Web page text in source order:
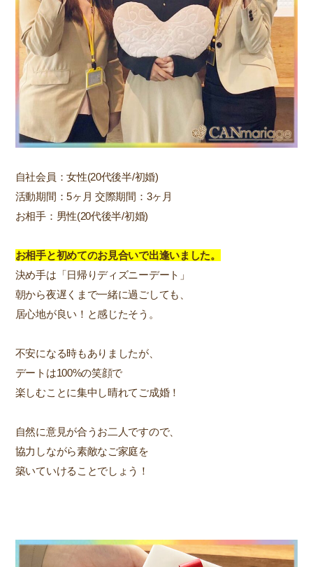
自社会員：女性(20代後半/初婚)
活動期間：5ヶ月 交際期間：3ヶ月
お相手：男性(20代後半/初婚)
お相手と初めてのお見合いで出逢いました。
決め手は「日帰りディズニーデート」
朝から夜遅くまで一緒に過ごしても、
居心地が良い！と感じたそう。
不安になる時もありましたが、
デートは100%の笑顔で
楽しむことに集中し晴れてご成婚！
自然に意見が合うお二人ですので、
協力しながら素敵なご家庭を
築いていけることでしょう！